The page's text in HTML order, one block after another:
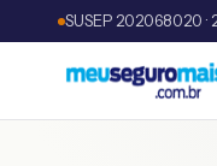
SUSEP 202068020 ·